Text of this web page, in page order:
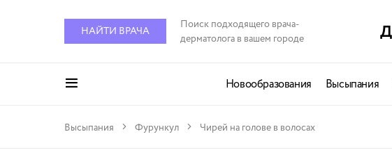
НАЙТИ ВРАЧА
Поиск подходящего врача-
дерматолога в вашем городе
Новообразования Высыпания
Высыпания Фурункул Чирей на голове в волосах